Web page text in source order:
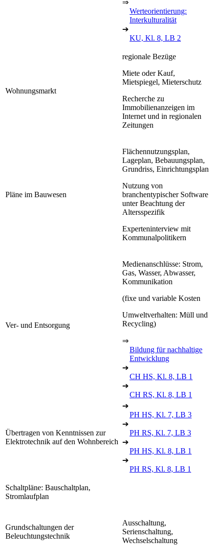
⇒
Werteorientierung:
Interkulturalität
➔
KU, Kl. 8, LB 2
Wohnungsmarkt
regionale Bezüge
Miete oder Kauf,
Mietspiegel, Mieterschutz
Recherche zu
Immobilienanzeigen im
Internet und in regionalen
Zeitungen
Pläne im Bauwesen
Flächennutzungsplan,
Lageplan, Bebauungsplan,
Grundriss, Einrichtungsplan
Nutzung von
branchentypischer Software
unter Beachtung der
Altersspezifik
Experteninterview mit
Kommunalpolitikern
Ver- und Entsorgung
Medienanschlüsse: Strom,
Gas, Wasser, Abwasser,
Kommunikation
(fixe und variable Kosten
Umweltverhalten: Müll und
Recycling)
⇒
Bildung für nachhaltige
Entwicklung
➔
CH HS, Kl. 8, LB 1
➔
CH RS, Kl. 8, LB 1
Übertragen von Kenntnissen zur
Elektrotechnik auf den Wohnbereich
➔
PH HS, Kl. 7, LB 3
➔
PH RS, Kl. 7, LB 3
➔
PH HS, Kl. 8, LB 1
➔
PH RS, Kl. 8, LB 1
Schaltpläne: Bauschaltplan,
Stromlaufplan
Grundschaltungen der
Beleuchtungstechnik
Ausschaltung,
Serienschaltung,
Wechselschaltung